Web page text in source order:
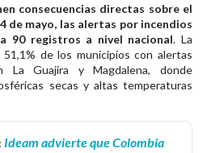
consecuencias directas sobre el
de mayo, las alertas por incendios
90 registros a nivel nacional. La
de los municipios con alertas
La Guajira y Magdalena, donde
secas y altas temperaturas
Ideam advierte que Colombia